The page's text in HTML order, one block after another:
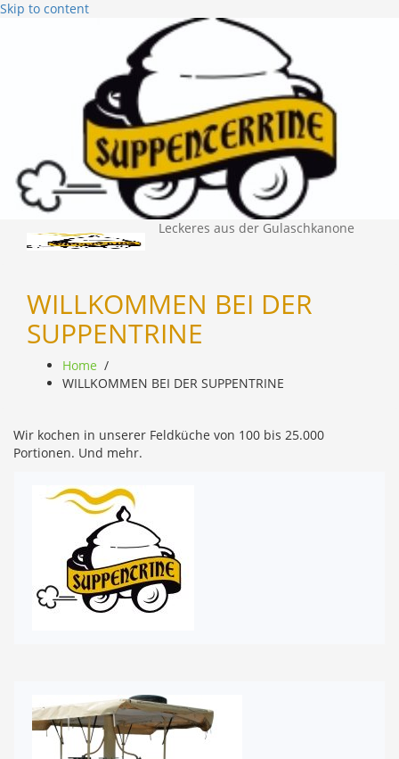
Skip to content
Leckeres aus der Gulaschkanone
WILLKOMMEN BEI DER
SUPPENTRINE
Home /
WILLKOMMEN BEI DER SUPPENTRINE
Wir kochen in unserer Feldküche von 100 bis 25.000
Portionen. Und mehr.